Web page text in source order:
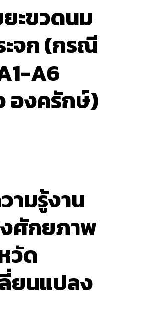
ะขวดนม
ะจก (กรณี
A6
องครักษ์)
ามรู้งาน
งศักยภาพ
วัด
ยนแปลง